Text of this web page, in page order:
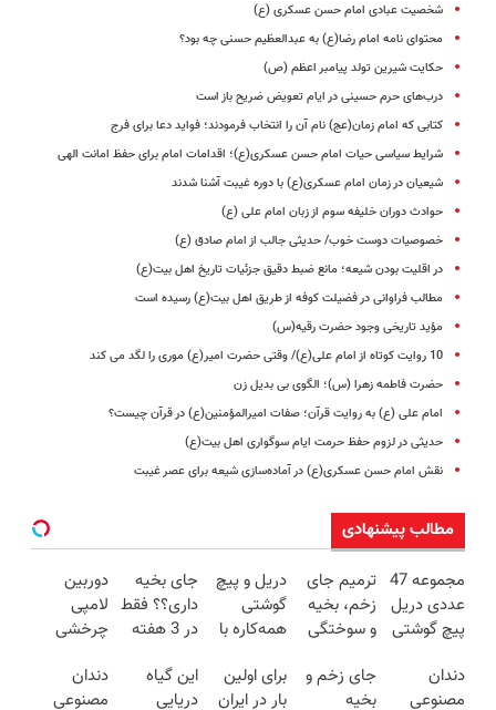
شخصیت عبادی امام حسن عسکری (ع)
محتوای نامه امام رضا(ع) به عبدالعظیم حسنی چه بود؟
حکایت شیرین تولد پیامبر اعظم (ص)
درب‌های حرم حسینی در ایام تعویض ضریح باز است
کتابی که امام زمان(عج) نام آن را انتخاب فرمودند؛ فواید دعا برای فرج
شرایط سیاسی حیات امام حسن عسکری(ع)؛ اقدامات امام برای حفظ امانت الهی
شیعیان در زمان امام عسکری(ع) با دوره غیبت آشنا شدند
حوادث دوران خلیفه سوم از زبان امام علی (ع)
خصوصیات دوست خوب/ حدیثی جالب از امام صادق (ع)
در اقلیت بودن شیعه؛ مانع ضبط دقیق جزئیات تاریخ اهل بیت(ع)
مطالب فراوانی در فضیلت کوفه از طریق اهل بیت(ع) رسیده است
مؤید تاریخی وجود حضرت رقیه(س)
10 روایت کوتاه از امام علی(ع)/ وقتی حضرت امیر(ع) موری را لگد می کند
حضرت فاطمه زهرا (س)؛ الگوی بی بدیل زن
امام علی (ع) به روایت قرآن؛ صفات امیرالمؤمنین(ع) در قرآن چیست؟
حدیثی در لزوم حفظ حرمت ایام سوگواری اهل بیت(ع)
نقش امام حسن عسکری(ع) در آماده‌سازی شیعه برای عصر غیبت
مطالب پیشنهادی
مجموعه 47
عددی دریل
پیچ گوشتی
(تخفیف به
مدت
ترمیم جای
زخم، بخیه
و سوختگی
هفته!!😍
دریل و پیچ
گوشتی
همه‌کاره با
هوشمند ⚙️
(نصف
جای بخیه
داری؟؟ فقط
در 3 هفته
کن!😍
دوربین
لامپی
چرخشی
فقط امروز
حراج شد🔥
دندان
مصنوعی
جای زخم و
بخیه
برای اولین
بار در ایران
این گیاه
دریایی
دندان
مصنوعی